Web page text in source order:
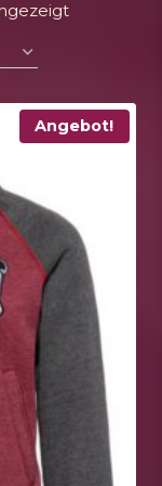
Nach
Angebot!